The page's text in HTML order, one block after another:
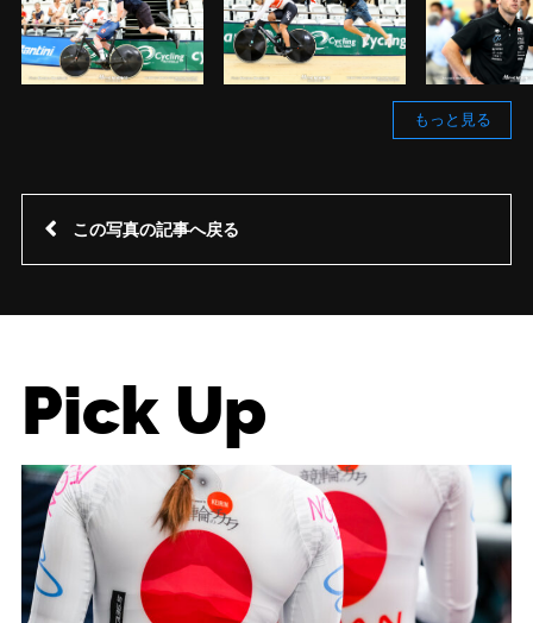
もっと見る
この写真の記事へ戻る
Pick Up